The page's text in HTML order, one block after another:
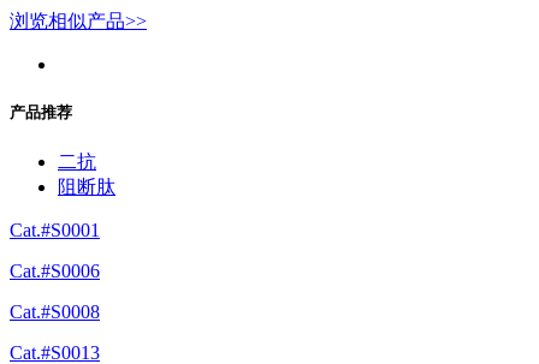
浏览相似产品>>
产品推荐
二抗
阻断肽
Cat.#S0001
Cat.#S0006
Cat.#S0008
Cat.#S0013